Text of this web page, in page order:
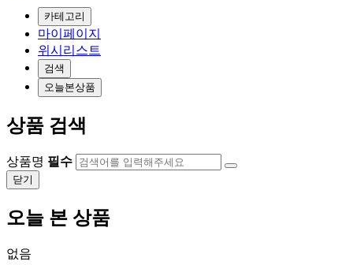
카테고리
마이페이지
위시리스트
검색
오늘본상품
상품 검색
상품명 필수
닫기
오늘 본 상품
없음